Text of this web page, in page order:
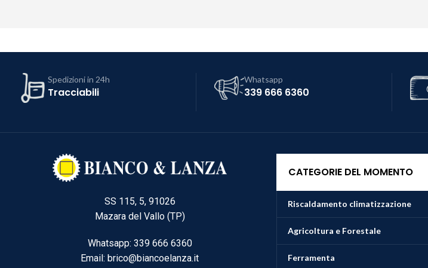
Spedizioni in 24h
Tracciabili
Whatsapp
339 666 6360
SS 115, 5, 91026
Mazara del Vallo (TP)
Whatsapp: 339 666 6360
Email: brico@biancoelanza.it
CATEGORIE DEL MOMENTO
Riscaldamento climatizzazione
Agricoltura e Forestale
Ferramenta